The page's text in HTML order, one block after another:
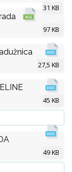
31 KB
97 KB
27,5 KB
45 KB
49 KB